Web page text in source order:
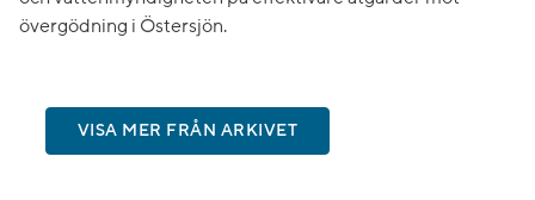
övergödning i Östersjön.
VISA MER FRÅN ARKIVET